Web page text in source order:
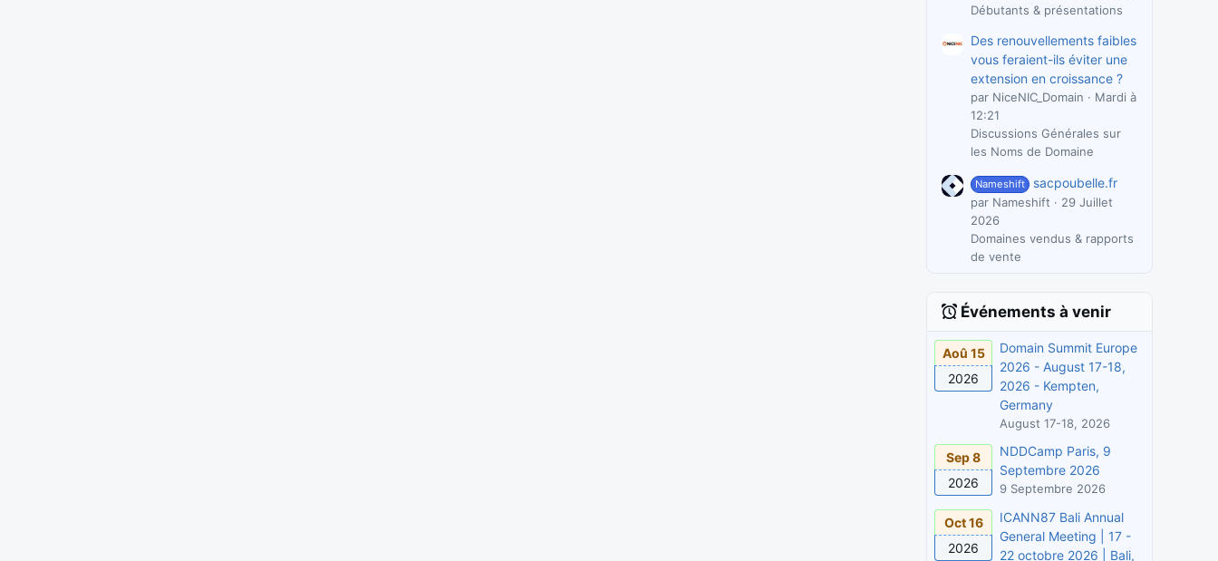
Débutants & présentations
Des renouvellements faibles
vous feraient-ils éviter une
extension en croissance ?
par NiceNIC_Domain
Mardi à
12:21
Discussions Générales sur
les Noms de Domaine
Nameshift sacpoubelle.fr
par Nameshift
29 Juillet
2026
Domaines vendus & rapports
de vente
Événements à venir
Aoû 15
2026
Domain Summit Europe
2026 - August 17-18,
2026 - Kempten,
Germany
August 17-18, 2026
Sep 8
2026
NDDCamp Paris, 9
Septembre 2026
9 Septembre 2026
Oct 16
2026
ICANN87 Bali Annual
General Meeting | 17 -
22 octobre 2026 | Bali,